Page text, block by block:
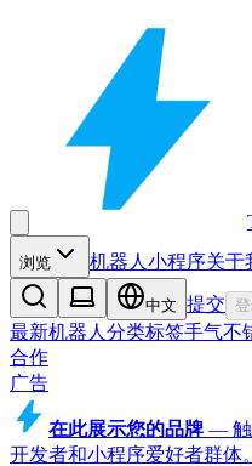
浏览 机器人 小程序关于
中文 提交
最新机器人 分类标签手气不
合作
广告
在此展示您的品牌 —
开发者和小程序爱好者群体。